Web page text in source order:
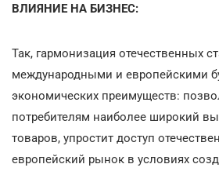
ВЛИЯНИЕ НА БИЗНЕС:
Так, гармонизация отечественных
международными и европейскими
экономических преимуществ:
потребителям наиболее широкий
товаров, упростит доступ
европейский рынок в условиях